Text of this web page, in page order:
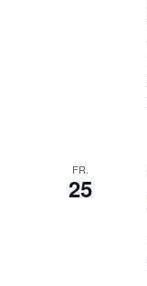
FR.
25